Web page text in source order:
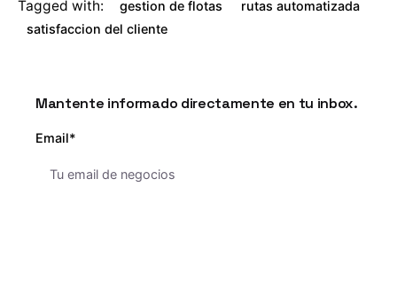
Tagged with: gestion de flotas
rutas automatizada
satisfaccion del cliente
Mantente informado directamente en tu inbox.
Email*